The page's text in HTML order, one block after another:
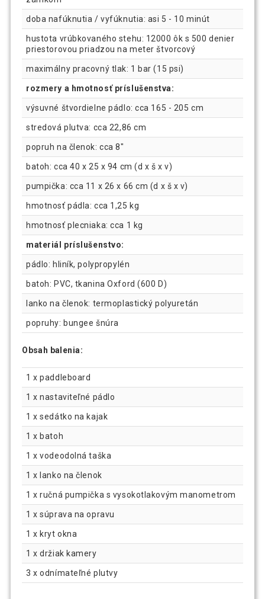
doba nafúknutia / vyfúknutia: asi 5 - 10 minút
hustota vrúbkovaného stehu: 12000 ôk s 500 denier
priestorovou priadzou na meter štvorcový
maximálny pracovný tlak: 1 bar (15 psi)
rozmery a hmotnosť príslušenstva:
výsuvné štvordielne pádlo: cca 165 - 205 cm
stredová plutva: cca 22,86 cm
popruh na členok: cca 8"
batoh: cca 40 x 25 x 94 cm (d x š x v)
pumpička: cca 11 x 26 x 66 cm (d x š x v)
hmotnosť pádla: cca 1,25 kg
hmotnosť plecniaka: cca 1 kg
materiál príslušenstvo:
pádlo: hliník, polypropylén
batoh: PVC, tkanina Oxford (600 D)
lanko na členok: termoplastický polyuretán
popruhy: bungee šnúra
Obsah balenia:
1 x paddleboard
1 x nastaviteľné pádlo
1 x sedátko na kajak
1 x batoh
1 x vodeodolná taška
1 x lanko na členok
1 x ručná pumpička s vysokotlakovým manometrom
1 x súprava na opravu
1 x kryt okna
1 x držiak kamery
3 x odnímateľné plutvy